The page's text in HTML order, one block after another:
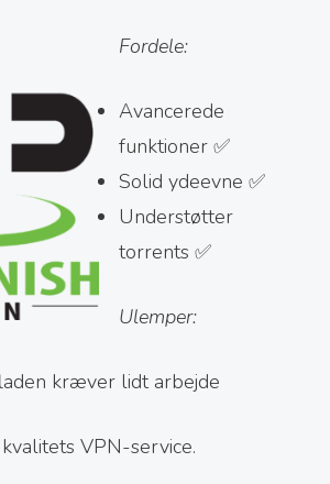
Fordele:
Avancerede
funktioner ✅
Solid ydeevne ✅
Understøtter
torrents ✅
Ulemper:
kræver lidt arbejde
VPN-service.